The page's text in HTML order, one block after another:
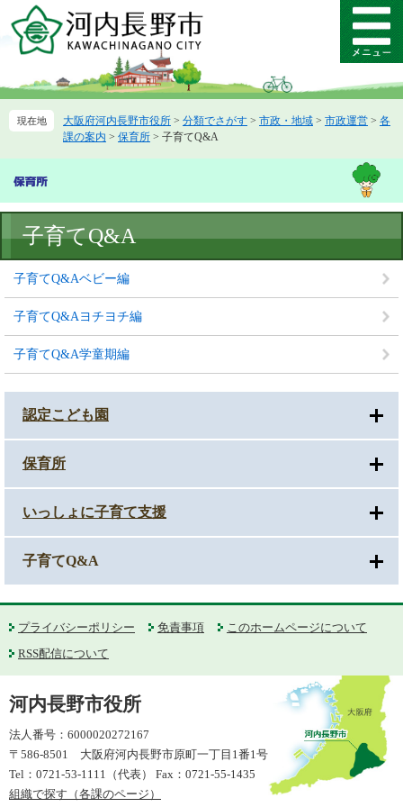
ー
先
ニ
を
て
へ
メ
ニ
ー
大阪府河内長野市役所 > 分類でさがす > 市政・地域 > 市政運営 > 各
課の案内 > 保育所 > 子育てQ&A
文
子育てQ&A
子育てQ&Aベビー編
子育てQ&Aヨチヨチ編
子育てQ&A学童期編
認定こども園
保育所
いっしょに子育て支援
子育てQ&A
プライバシーポリシー 免責事項
このホームページについて
RSS配信について
河内長野市役所
法人番号：6000020272167
〒586-8501 大阪府河内長野市原町一丁目1番1号
Tel：0721-53-1111（代表） Fax：0721-55-1435
組織で探す（各課のページ）